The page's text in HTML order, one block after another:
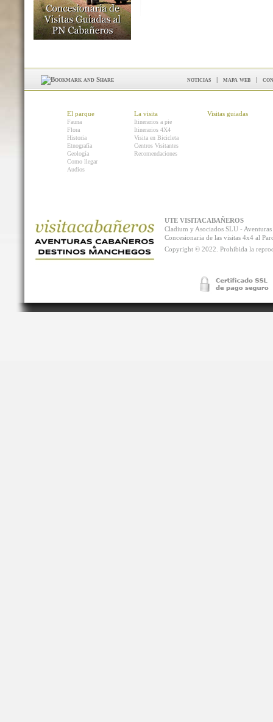
noticias | mapa web |
El parque
Fauna
Flora
Historia
Etnografía
Geología
Como llegar
Audios
La visita
Itinerarios a pie
Itinerarios 4X4
Visita en Bicicleta
Centros Visitantes
Recomendaciones
Visitas guiadas
UTE VISITACABAÑEROS
Cladium y Asociados SLU -
Concesionaria de las visitas 4x4 al
Copyright © 2022. Prohibida la